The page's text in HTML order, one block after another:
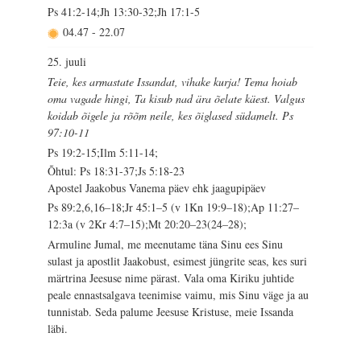
Ps 41:2-14;Jh 13:30-32;Jh 17:1-5
04.47 - 22.07
25. juuli
Teie, kes armastate Issandat, vihake kurja! Tema hoiab
oma vagade hingi, Ta kisub nad ära õelate käest. Valgus
koidab õigele ja rõõm neile, kes õiglased südamelt. Ps
97:10-11
Ps 19:2-15;Ilm 5:11-14;
Õhtul: Ps 18:31-37;Js 5:18-23
Apostel Jaakobus Vanema päev ehk jaagupipäev
Ps 89:2,6,16–18;Jr 45:1–5 (v 1Kn 19:9–18);Ap 11:27–
12:3a (v 2Kr 4:7–15);Mt 20:20–23(24–28);
Armuline Jumal, me meenutame täna Sinu ees Sinu
sulast ja apostlit Jaakobust, esimest jüngrite seas, kes suri
märtrina Jeesuse nime pärast. Vala oma Kiriku juhtide
peale ennastsalgava teenimise vaimu, mis Sinu väge ja au
tunnistab. Seda palume Jeesuse Kristuse, meie Issanda
läbi.